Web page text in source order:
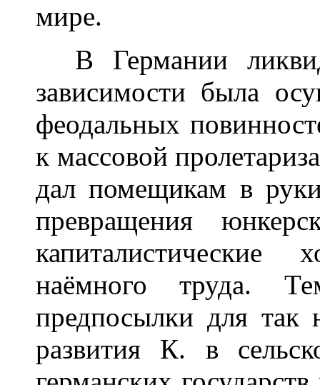
мире.
В Германии
зависимости была
феодальных
к массовой
дал помещикам в
превращения
капиталистические
наёмного труда.
предпосылки для так
развития К. в